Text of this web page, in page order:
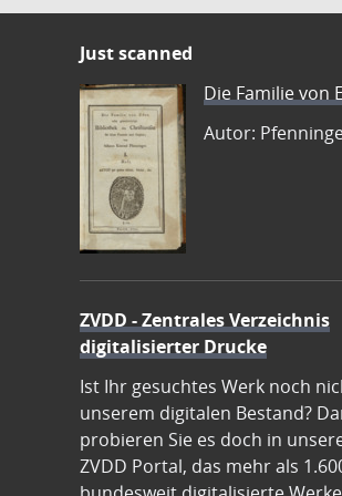
Just scanned
Die Familie von
Autor:
ZVDD - Zentrales Verzeichnis
digitalisierter Drucke
Ist Ihr gesuchtes Werk noch
unserem digitalen Bestand?
probieren Sie es doch in
ZVDD Portal, das mehr als